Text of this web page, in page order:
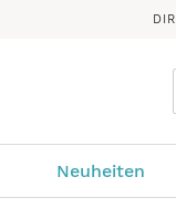
Neuheiten